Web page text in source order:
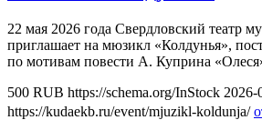
22 мая 2026 года Свердловский театр
приглашает на мюзикл «Колдунья»,
по мотивам повести А. Куприна
500 RUB https://schema.org/InStock 2026-
https://kudaekb.ru/event/mjuzikl-koldunja/